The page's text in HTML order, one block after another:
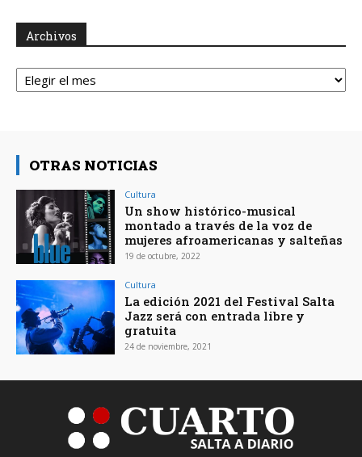
Archivos
Archivos
OTRAS NOTICIAS
Cultura
Un show histórico-musical
montado a través de la voz de
mujeres afroamericanas y salteñas
19 de octubre, 2022
Cultura
La edición 2021 del Festival Salta
Jazz será con entrada libre y
gratuita
24 de noviembre, 2021